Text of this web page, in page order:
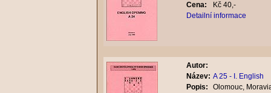
Cena:
Kč 40,-
Detailní informace
Autor:
Název: A 25 - I. English
Popis:
Olomouc,